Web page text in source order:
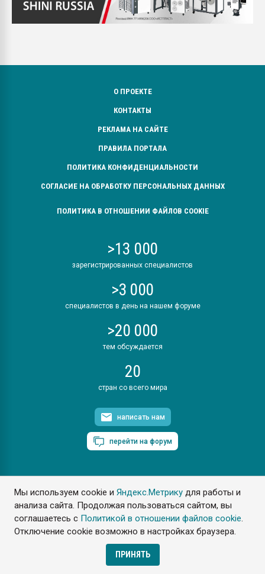
Мы используем cookie иЯндекс.Метрику для работы и
анализа сайта. Продолжая пользоваться сайтом, вы
соглашаетесь с Политикой в отношении файлов cookie.
Отключение cookie возможно в настройках браузера.
ПРИНЯТЬ
О ПРОЕКТЕ
КОНТАКТЫ
РЕКЛАМА НА САЙТЕ
ПРАВИЛА ПОРТАЛА
ПОЛИТИКА КОНФИДЕНЦИАЛЬНОСТИ
СОГЛАСИЕ НА ОБРАБОТКУ ПЕРСОНАЛЬНЫХ ДАННЫХ
ПОЛИТИКА В ОТНОШЕНИИ ФАЙЛОВ COOKIE
>13 000
зарегистрированных специалистов
>3 000
специалистов в день на нашем форуме
>20 000
тем обсуждается
20
стран со всего мира
написать нам
перейти на форум
ПластЭксперт © 2006. Все права защищены
Разрешается копирование материалов сайта с обязательной
ссылкой на www.e-plastic.ru
Разработка сайта